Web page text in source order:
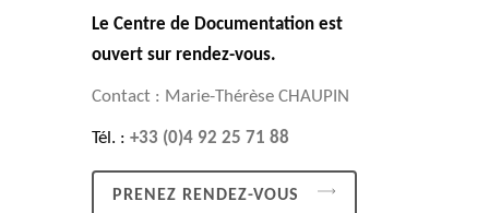
Le Centre de Documentation est
ouvert sur rendez-vous.
Contact : Marie-Thérèse CHAUPIN
Tél. : +33 (0)4 92 25 71 88
PRENEZ RENDEZ-VOUS